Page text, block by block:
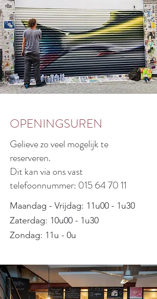
OPENINGSUREN
Gelieve zo veel mogelijk te
reserveren.
Dit kan via ons vast
telefoonnummer: 015 64 70 11
Maandag - Vrijdag: 11u00 - 1u30
Zaterdag: 10u00 - 1u30
Zondag: 11u - 0u